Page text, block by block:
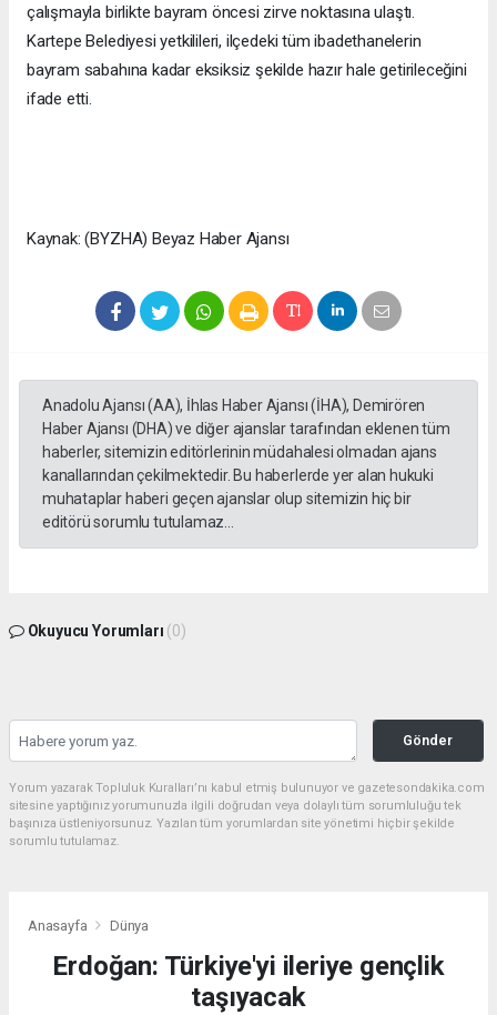
çalışmayla birlikte bayram öncesi zirve noktasına ulaştı.
Kartepe Belediyesi yetkilileri, ilçedeki tüm ibadethanelerin
bayram sabahına kadar eksiksiz şekilde hazır hale getirileceğini
ifade etti.
Kaynak: (BYZHA) Beyaz Haber Ajansı
Anadolu Ajansı (AA), İhlas Haber Ajansı (İHA), Demirören
Haber Ajansı (DHA) ve diğer ajanslar tarafından eklenen tüm
haberler, sitemizin editörlerinin müdahalesi olmadan ajans
kanallarından çekilmektedir. Bu haberlerde yer alan hukuki
muhataplar haberi geçen ajanslar olup sitemizin hiç bir
editörü sorumlu tutulamaz...
Okuyucu Yorumları (0)
Gönder
Yorum yazarak Topluluk Kuralları’nı kabul etmiş bulunuyor ve gazetesondakika.com
sitesine yaptığınız yorumunuzla ilgili doğrudan veya dolaylı tüm sorumluluğu tek
başınıza üstleniyorsunuz. Yazılan tüm yorumlardan site yönetimi hiçbir şekilde
sorumlu tutulamaz.
Anasayfa Dünya
Erdoğan: Türkiye'yi ileriye gençlik
taşıyacak